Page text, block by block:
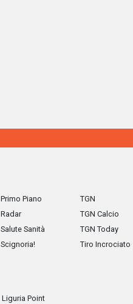
Primo Piano
Radar
Salute Sanità
Scignoria!
TGN
TGN Calcio
TGN Today
Tiro Incrociato
Liguria Point